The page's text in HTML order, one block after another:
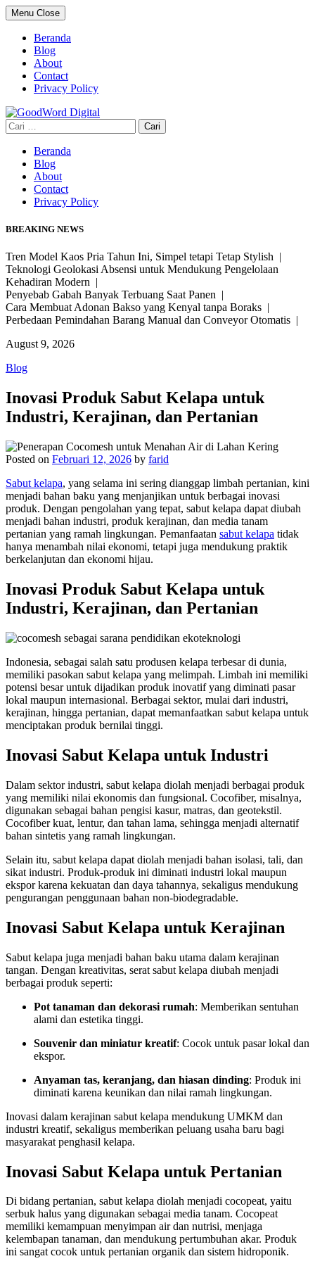
Skip
to
content
Menu Close
Beranda
Blog
About
Contact
Privacy Policy
Cari
untuk:
Beranda
Blog
About
Contact
Privacy Policy
BREAKING NEWS
Tren Model Kaos Pria Tahun Ini, Simpel tetapi Tetap Stylish |
Teknologi Geolokasi Absensi untuk Mendukung Pengelolaan
Kehadiran Modern |
Penyebab Gabah Banyak Terbuang Saat Panen |
Cara Membuat Adonan Bakso yang Kenyal tanpa Boraks |
Perbedaan Pemindahan Barang Manual dan Conveyor Otomatis |
August 9, 2026
Blog
Inovasi Produk Sabut Kelapa untuk
Industri, Kerajinan, dan Pertanian
Posted on Februari 12, 2026 by farid
Sabut kelapa, yang selama ini sering dianggap limbah pertanian, kini
menjadi bahan baku yang menjanjikan untuk berbagai inovasi
produk. Dengan pengolahan yang tepat, sabut kelapa dapat diubah
menjadi bahan industri, produk kerajinan, dan media tanam
pertanian yang ramah lingkungan. Pemanfaatan sabut kelapa tidak
hanya menambah nilai ekonomi, tetapi juga mendukung praktik
berkelanjutan dan ekonomi hijau.
Inovasi Produk Sabut Kelapa untuk
Industri, Kerajinan, dan Pertanian
Indonesia, sebagai salah satu produsen kelapa terbesar di dunia,
memiliki pasokan sabut kelapa yang melimpah. Limbah ini memiliki
potensi besar untuk dijadikan produk inovatif yang diminati pasar
lokal maupun internasional. Berbagai sektor, mulai dari industri,
kerajinan, hingga pertanian, dapat memanfaatkan sabut kelapa untuk
menciptakan produk bernilai tinggi.
Inovasi Sabut Kelapa untuk Industri
Dalam sektor industri, sabut kelapa diolah menjadi berbagai produk
yang memiliki nilai ekonomis dan fungsional. Cocofiber, misalnya,
digunakan sebagai bahan pengisi kasur, matras, dan geotekstil.
Cocofiber kuat, lentur, dan tahan lama, sehingga menjadi alternatif
bahan sintetis yang ramah lingkungan.
Selain itu, sabut kelapa dapat diolah menjadi bahan isolasi, tali, dan
sikat industri. Produk-produk ini diminati industri lokal maupun
ekspor karena kekuatan dan daya tahannya, sekaligus mendukung
pengurangan penggunaan bahan non-biodegradable.
Inovasi Sabut Kelapa untuk Kerajinan
Sabut kelapa juga menjadi bahan baku utama dalam kerajinan
tangan. Dengan kreativitas, serat sabut kelapa diubah menjadi
berbagai produk seperti:
Pot tanaman dan dekorasi rumah: Memberikan sentuhan
alami dan estetika tinggi.
Souvenir dan miniatur kreatif: Cocok untuk pasar lokal dan
ekspor.
Anyaman tas, keranjang, dan hiasan dinding: Produk ini
diminati karena keunikan dan nilai ramah lingkungan.
Inovasi dalam kerajinan sabut kelapa mendukung UMKM dan
industri kreatif, sekaligus memberikan peluang usaha baru bagi
masyarakat penghasil kelapa.
Inovasi Sabut Kelapa untuk Pertanian
Di bidang pertanian, sabut kelapa diolah menjadi cocopeat, yaitu
serbuk halus yang digunakan sebagai media tanam. Cocopeat
memiliki kemampuan menyimpan air dan nutrisi, menjaga
kelembapan tanaman, dan mendukung pertumbuhan akar. Produk
ini sangat cocok untuk pertanian organik dan sistem hidroponik.